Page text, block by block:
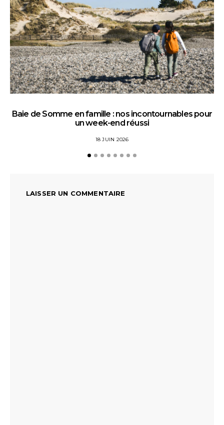
Baie de Somme en famille : nos incontournables pour
un week-end réussi
18 JUIN 2026
LAISSER UN COMMENTAIRE